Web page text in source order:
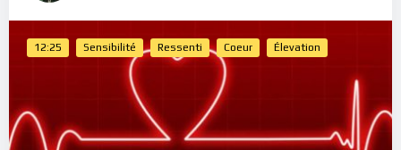
12:25 Sensibilité Ressenti Coeur Élevation